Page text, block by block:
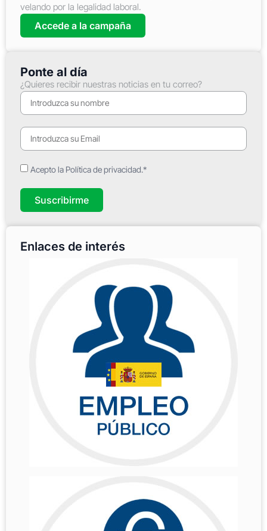
velando por la legalidad laboral.
Accede a la campaña
Ponte al día
¿Quieres recibir nuestras noticias en tu correo?
Acepto la Política de privacidad.*
Suscribirme
Enlaces de interés